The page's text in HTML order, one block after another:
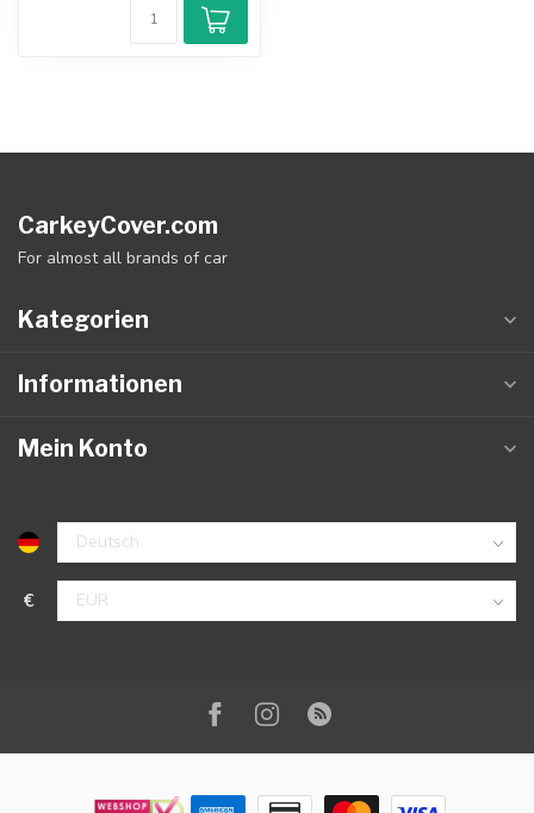
CarkeyCover.com
For almost all brands of car
Kategorien
Informationen
Mein Konto
€